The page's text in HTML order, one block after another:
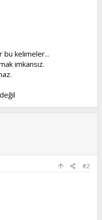
bu kelimeler...
imkansız.
#2